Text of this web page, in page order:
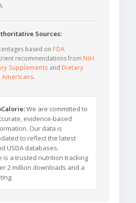
Sources:
based on FDA
recommendations from NIH
Supplements and Dietary
.
We are committed to
evidence-based
Our data is
to reflect the latest
USDA databases.
is a trusted nutrition tracking
2 million downloads and a